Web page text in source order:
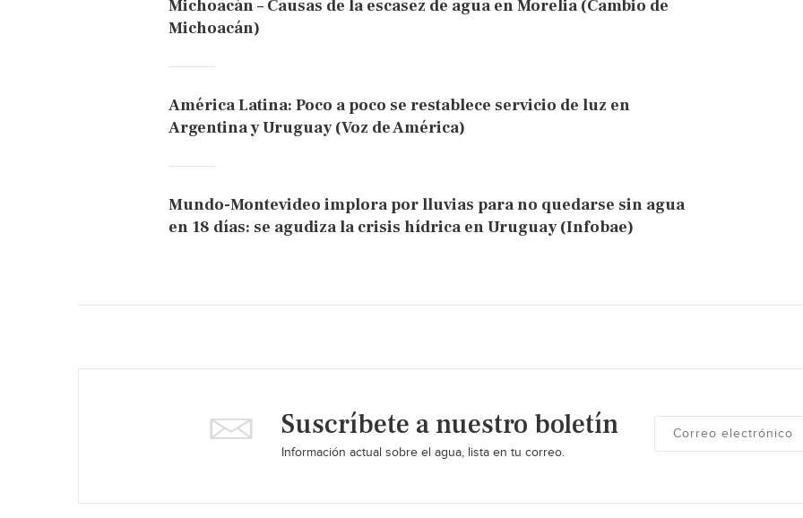
Michoacán – Causas de la escasez de agua en Morelia (Cambio de
Michoacán)
América Latina: Poco a poco se restablece servicio de luz en
Argentina y Uruguay (Voz de América)
Mundo-Montevideo implora por lluvias para no quedarse sin agua
en 18 días: se agudiza la crisis hídrica en Uruguay (Infobae)
Suscríbete a nuestro boletín
Información actual sobre el agua, lista en tu correo.